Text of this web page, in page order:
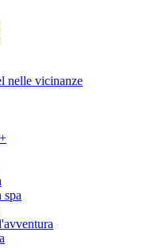
nelle vicinanze
spa